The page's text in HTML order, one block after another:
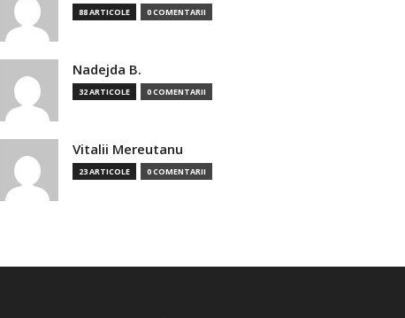
88 ARTICOLE 0 COMENTARII
Nadejda B.
32 ARTICOLE 0 COMENTARII
Vitalii Mereutanu
23 ARTICOLE 0 COMENTARII